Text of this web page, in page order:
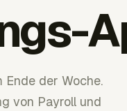
der Woche.
von Payroll und